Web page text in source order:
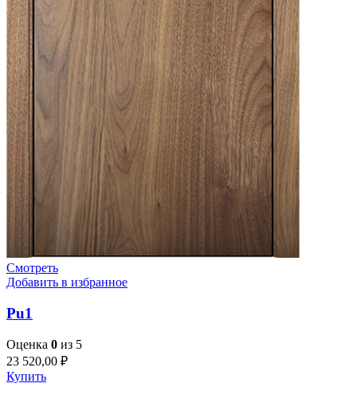
Смотреть
Добавить в избранное
Pu1
Оценка 0 из 5
23 520,00 ₽
Купить